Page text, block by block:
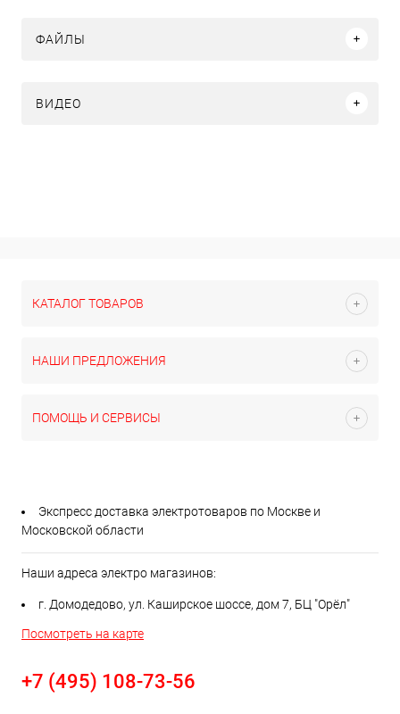
ФАЙЛЫ
ВИДЕО
КАТАЛОГ ТОВАРОВ
НАШИ ПРЕДЛОЖЕНИЯ
ПОМОЩЬ И СЕРВИСЫ
Экспресс доставка электротоваров по Москве и
Московской области
Наши адреса электро магазинов:
г. Домодедово, ул. Каширское шоссе, дом 7, БЦ "Орёл"
Посмотреть на карте
+7 (495) 108-73-56